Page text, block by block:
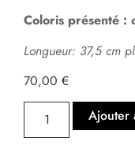
Coloris présenté :
Longueur: 37,5 cm
70,00 €
Ajouter